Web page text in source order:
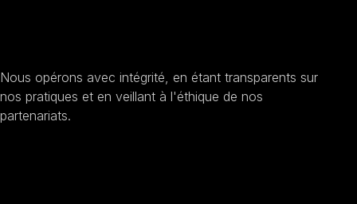
Nous opérons avec intégrité, en étant transparents sur
nos pratiques et en veillant à l'éthique de nos
partenariats.